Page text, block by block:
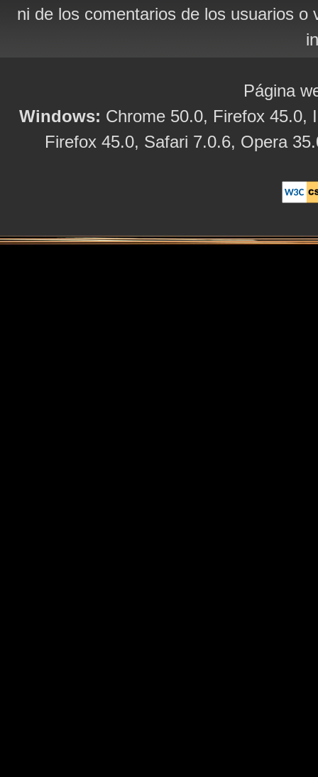
ni de los comentarios de los usuarios
Página
Windows: Chrome 50.0, Firefox 45.0,
Firefox 45.0, Safari 7.0.6, Opera